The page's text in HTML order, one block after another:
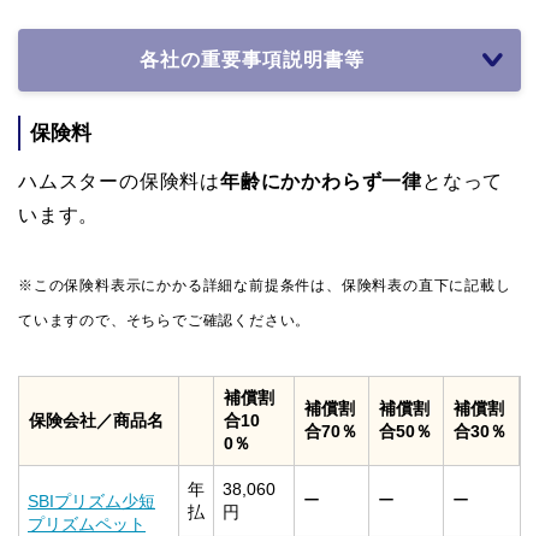
各社の重要事項説明書等
保険料
ハムスターの保険料は年齢にかかわらず一律となって
います。
※この保険料表示にかかる詳細な前提条件は、保険料表の直下に記載し
ていますので、そちらでご確認ください。
保険会社／商品名
補償割
合10
0％
補償割
合70％
補償割
合50％
補償割
合30％
SBIプリズム少短
プリズムペット
年
払
38,060
円
ー ー ー